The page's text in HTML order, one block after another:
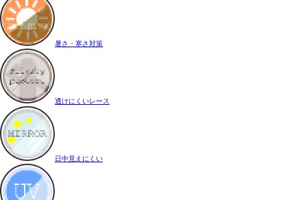
暑さ・寒さ対策
透けにくいレース
日中見えにくい